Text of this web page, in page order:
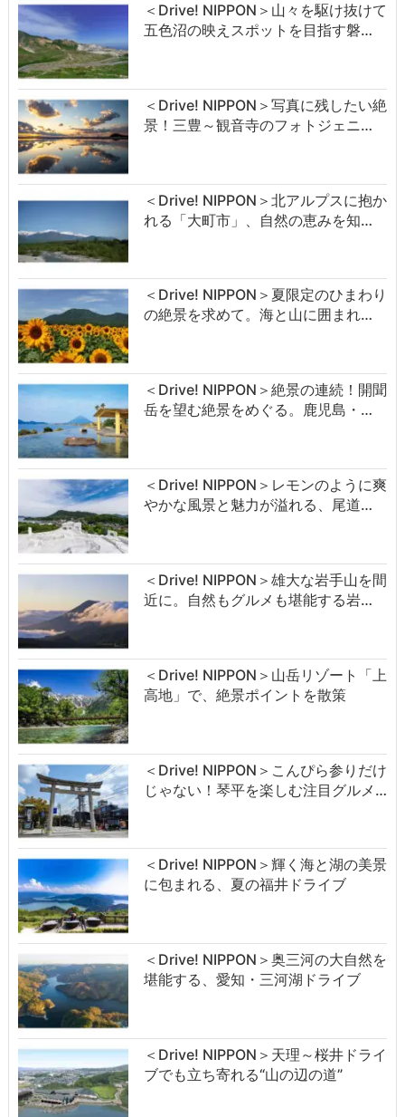
＜Drive! NIPPON＞山々を駆け抜けて
五色沼の映えスポットを目指す磐…
＜Drive! NIPPON＞写真に残したい絶
景！三豊～観音寺のフォトジェニ…
＜Drive! NIPPON＞北アルプスに抱か
れる「大町市」、自然の恵みを知…
＜Drive! NIPPON＞夏限定のひまわり
の絶景を求めて。海と山に囲まれ…
＜Drive! NIPPON＞絶景の連続！開聞
岳を望む絶景をめぐる。鹿児島・…
＜Drive! NIPPON＞レモンのように爽
やかな風景と魅力が溢れる、尾道…
＜Drive! NIPPON＞雄大な岩手山を間
近に。自然もグルメも堪能する岩…
＜Drive! NIPPON＞山岳リゾート「上
高地」で、絶景ポイントを散策
＜Drive! NIPPON＞こんぴら参りだけ
じゃない！琴平を楽しむ注目グルメ…
＜Drive! NIPPON＞輝く海と湖の美景
に包まれる、夏の福井ドライブ
＜Drive! NIPPON＞奥三河の大自然を
堪能する、愛知・三河湖ドライブ
＜Drive! NIPPON＞天理～桜井ドライ
ブでも立ち寄れる“山の辺の道”